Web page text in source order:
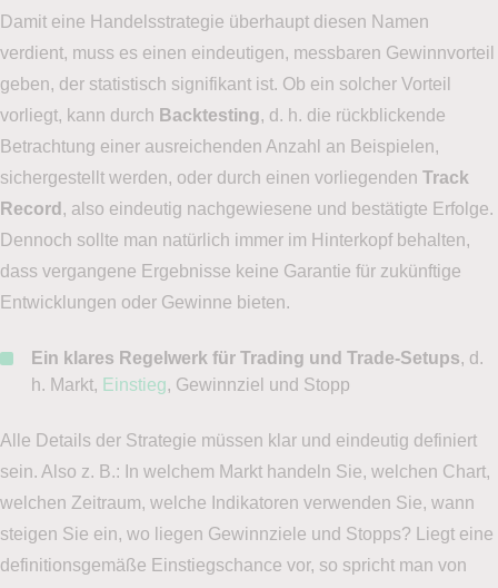
Damit eine Handelsstrategie überhaupt diesen Namen
verdient, muss es einen eindeutigen, messbaren Gewinnvorteil
geben, der statistisch signifikant ist. Ob ein solcher Vorteil
vorliegt, kann durch Backtesting, d. h. die rückblickende
Betrachtung einer ausreichenden Anzahl an Beispielen,
sichergestellt werden, oder durch einen vorliegenden Track
Record , also eindeutig nachgewiesene und bestätigte Erfolge.
Dennoch sollte man natürlich immer im Hinterkopf behalten,
dass vergangene Ergebnisse keine Garantie für zukünftige
Entwicklungen oder Gewinne bieten.
Ein klares Regelwerk für Trading und Trade-Setups, d.
h. Markt, Einstieg, Gewinnziel und Stopp
Alle Details der Strategie müssen klar und eindeutig definiert
sein. Also z. B.: In welchem Markt handeln Sie, welchen Chart,
welchen Zeitraum, welche Indikatoren verwenden Sie, wann
steigen Sie ein, wo liegen Gewinnziele und Stopps? Liegt eine
definitionsgemäße Einstiegschance vor, so spricht man von